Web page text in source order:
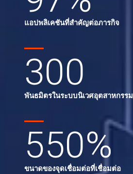
แอปพลิเคชันที่สำคัญต่อภารกิจ
300
พันธมิตรในระบบนิเวศอุตสาหกรรม
550%
ขนาดของจุดเชื่อมต่อที่เชื่อมต่อ